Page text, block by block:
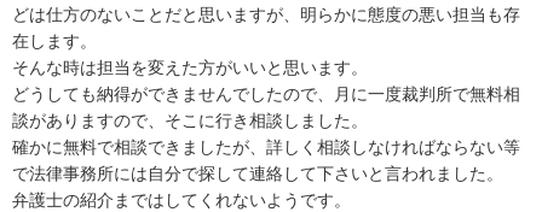
どは仕方のないことだと思いますが、明らかに態度の悪い担当も存
在します。
そんな時は担当を変えた方がいいと思います。
どうしても納得ができませんでしたので、月に一度裁判所で無料相
談がありますので、そこに行き相談しました。
確かに無料で相談できましたが、詳しく相談しなければならない等
で法律事務所には自分で探して連絡して下さいと言われました。
弁護士の紹介まではしてくれないようです。